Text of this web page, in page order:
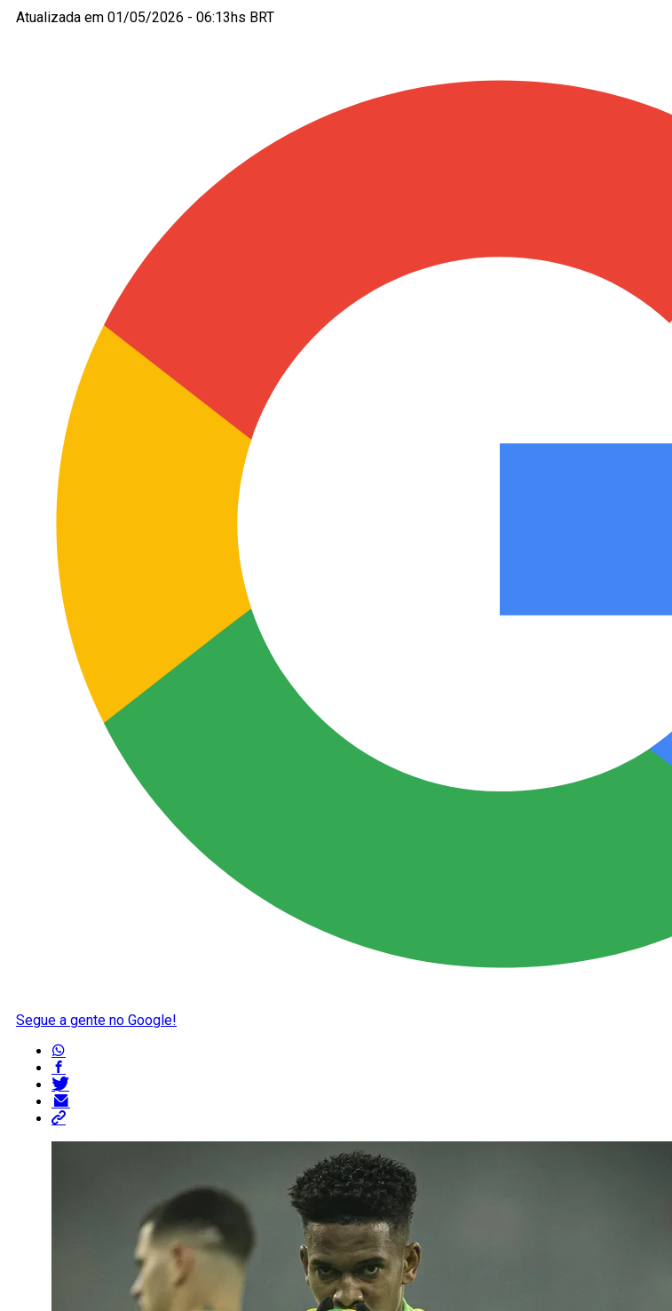
Atualizada em 01/05/2026 - 06:13hs BRT
Segue a gente no Google!